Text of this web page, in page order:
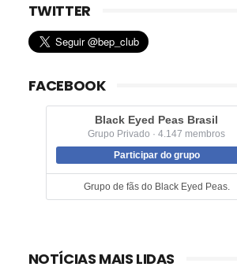
TWITTER
FACEBOOK
Black Eyed Peas Brasil
Grupo Privado · 4.147 membros
Participar do grupo
Grupo de fãs do Black Eyed Peas.
NOTÍCIAS MAIS LIDAS